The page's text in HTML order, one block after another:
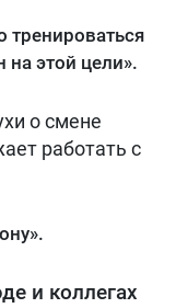
тренироваться
на этой цели».
о смене
работать с
и коллегах